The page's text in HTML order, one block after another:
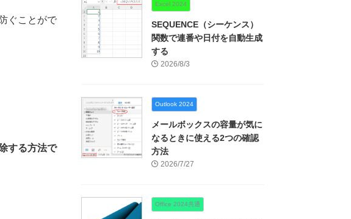
ぐことがで
する方法で
Excel 2024
SEQUENCE（シーケンス）
関数で連番や日付を自動生成
する
2026/8/3
Outlook 2024
メールボックスの容量が気に
なるときに使える2つの確認
方法
2026/7/27
Office 2024共通